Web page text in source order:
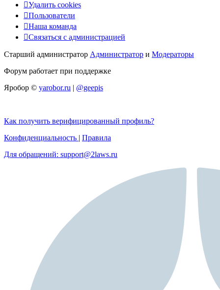
Удалить cookies
Пользователи
Наша команда
Связаться с администрацией
Старший администратор Администратор и Модераторы
Форум работает при поддержке
Яробор © yarobor.ru | @geepis
Как получить верифицированный профиль?
Конфиденциальность | Правила
Для обращений: support@2laws.ru